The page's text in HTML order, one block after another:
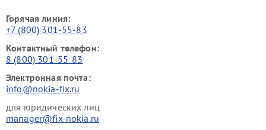
Горячая линия:
+7 (800) 301-55-83
Контактный телефон:
8 (800) 301-55-83
Электронная почта:
info@nokia-fix.ru
для юридических лиц
manager@fix-nokia.ru